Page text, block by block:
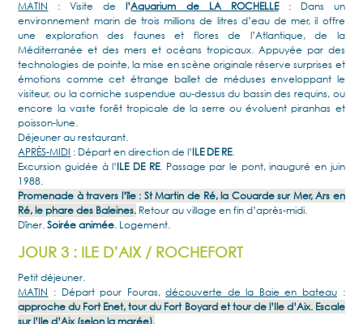
MATIN : Visite del’Aquarium de LA ROCHELLE: Dans un
environnement marin de trois millions de litres d’eau de mer, il offre
une exploration des faunes et flores de l’Atlantique, de la
Méditerranée et des mers et océans tropicaux. Appuyée par des
technologies de pointe, la mise en scène originale réserve surprises et
émotions comme cet étrange ballet de méduses enveloppant le
visiteur, ou la corniche suspendue au-dessus du bassin des requins, ou
encore la vaste forêt tropicale de la serre ou évoluent piranhas et
poisson-lune.
Déjeuner au restaurant.
APRÈS-MIDI : Départ en direction de l’ILE DE RE.
Excursion guidée à l’ILE DE RE. Passage par le pont, inauguré en juin
1988.
Promenade à travers l’île : St Martin de Ré, la Couarde sur Mer, Ars en
Ré, le phare des Baleines. Retour au village en fin d’après-midi.
Dîner.Soirée animée. Logement.
JOUR 3 : ILE D’AIX / ROCHEFORT
Petit déjeuner.
MATIN : Départ pour Fouras,découverte de la Baie en bateau :
approche du Fort Enet, tour du Fort Boyard et tour de l’Ile d’Aix. Escale
sur l’Ile d’Aix (selon la marée).